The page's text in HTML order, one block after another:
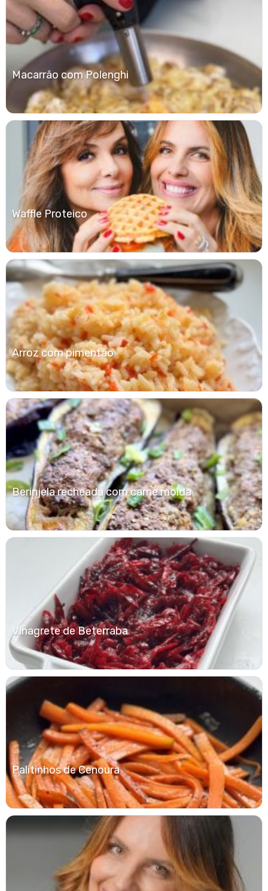
Macarrão com Polenghi
Waffle Proteico
Arroz com pimentão
Berinjela recheada com carne moída
Vinagrete de Beterraba
Palitinhos de Cenoura